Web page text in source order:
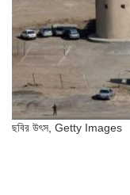
ছবির উৎস, Getty Images